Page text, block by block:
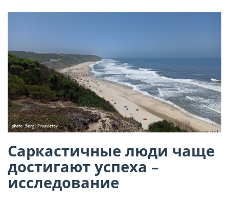
Саркастичные люди чаще
достигают успеха –
исследование